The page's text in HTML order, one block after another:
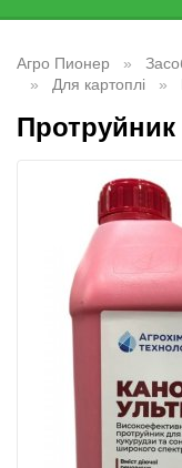
Агро Пионер
Для картоплі
Протруйник